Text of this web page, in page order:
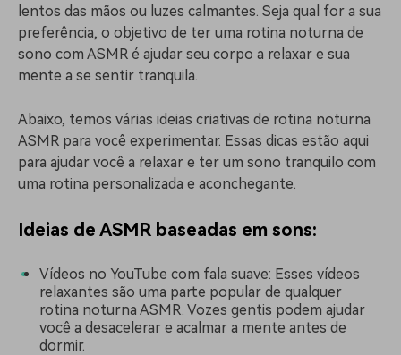
lentos das mãos ou luzes calmantes. Seja qual for a sua
preferência, o objetivo de ter uma rotina noturna de
sono com ASMR é ajudar seu corpo a relaxar e sua
mente a se sentir tranquila.
Abaixo, temos várias ideias criativas de rotina noturna
ASMR para você experimentar. Essas dicas estão aqui
para ajudar você a relaxar e ter um sono tranquilo com
uma rotina personalizada e aconchegante.
Ideias de ASMR baseadas em sons:
Vídeos no YouTube com fala suave: Esses vídeos
relaxantes são uma parte popular de qualquer
rotina noturna ASMR. Vozes gentis podem ajudar
você a desacelerar e acalmar a mente antes de
dormir.